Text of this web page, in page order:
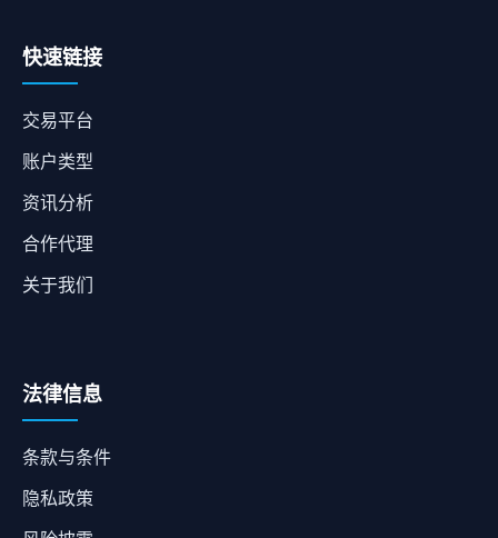
快速链接
交易平台
账户类型
资讯分析
合作代理
关于我们
法律信息
条款与条件
隐私政策